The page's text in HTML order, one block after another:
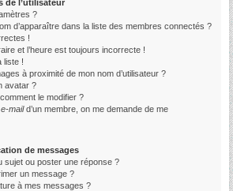
de l’utilisateur
?
d’apparaître dans la liste des membres connectés ?
!
et l’heure est toujours incorrecte !
liste !
à proximité de mon nom d’utilisateur ?
avatar ?
le modifier ?
e-maild’un membre, on me demande de me
de messages
sujet ou poster une réponse ?
un message ?
à mes messages ?